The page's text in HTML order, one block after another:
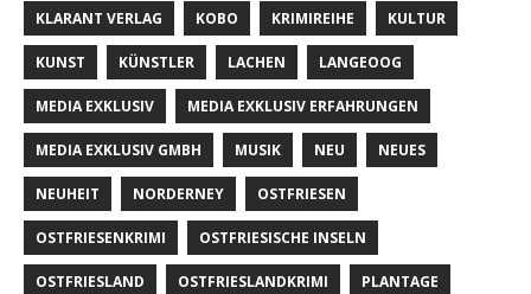
KLARANT VERLAG KOBO KRIMIREIHE KULTUR
KUNST KÜNSTLER LACHEN LANGEOOG
MEDIA EXKLUSIV MEDIA EXKLUSIV ERFAHRUNGEN
MEDIA EXKLUSIV GMBH MUSIK NEU NEUES
NEUHEIT NORDERNEY OSTFRIESEN
OSTFRIESENKRIMI OSTFRIESISCHE INSELN
OSTFRIESLAND OSTFRIESLANDKRIMI PLANTAGE